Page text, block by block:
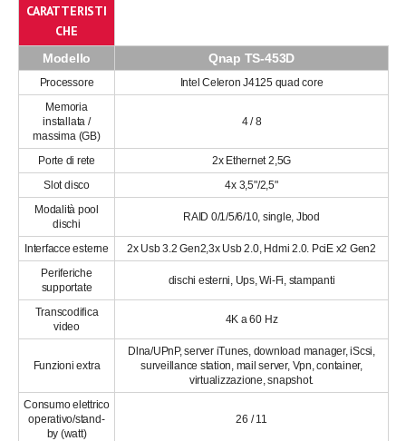
CARATTERISTI
CHE
Modello Qnap TS-453D
Processore
Intel Celeron J4125 quad core
Memoria
installata /
massima (GB)
4 / 8
Porte di rete
2x Ethernet 2,5G
Slot disco
4x 3,5"/2,5"
Modalità pool
dischi
RAID 0/1/5/6/10, single, Jbod
Interfacce esterne
2x Usb 3.2 Gen2,3x Usb 2.0, Hdmi 2.0. PciE x2 Gen2
Periferiche
supportate
dischi esterni, Ups, Wi-Fi, stampanti
Transcodifica
video
4K a 60 Hz
Funzioni extra
Dlna/UPnP, server iTunes, download manager, iScsi,
surveillance station, mail server, Vpn, container,
virtualizzazione, snapshot.
Consumo elettrico
operativo/stand-
by (watt)
26 / 11